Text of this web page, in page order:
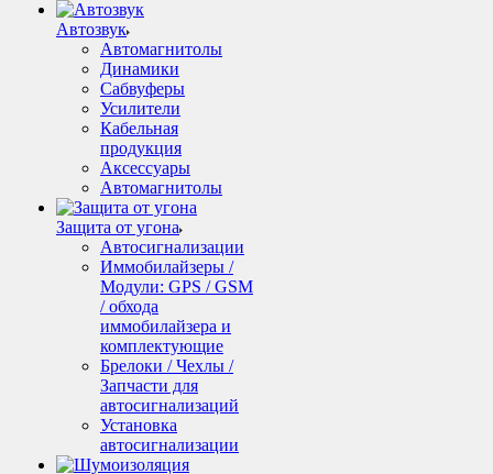
Автозвук
Автомагнитолы
Динамики
Сабвуферы
Усилители
Кабельная
продукция
Аксессуары
Автомагнитолы
Защита от угона
Автосигнализации
Иммобилайзеры /
Модули: GPS / GSM
/ обхода
иммобилайзера и
комплектующие
Брелоки / Чехлы /
Запчасти для
автосигнализаций
Установка
автосигнализации